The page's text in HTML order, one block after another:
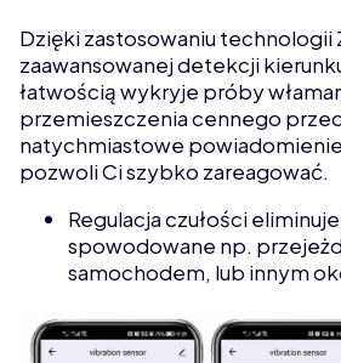
Dzięki zastosowaniu technologii
zaawansowanej detekcji
łatwością wykryje próby
przemieszczenia cennego
natychmiastowe
pozwoli Ci szybko zareagować.
Regulacja czułości
spowodowane np.
samochodem, lub innym